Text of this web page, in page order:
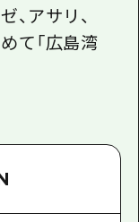
、アサリ、
て「広島湾